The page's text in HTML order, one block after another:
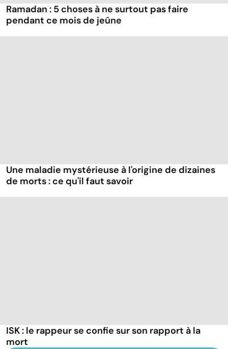
Ramadan : 5 choses à ne surtout pas faire
pendant ce mois de jeûne
Une maladie mystérieuse à l'origine de dizaines
de morts : ce qu'il faut savoir
ISK : le rappeur se confie sur son rapport à la
mort